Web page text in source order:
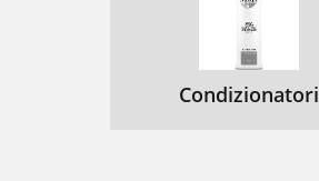
Condizionatori